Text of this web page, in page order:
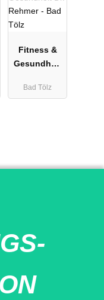
Fitness &
Gesundheit
Bad Tölz
Bad Tölz